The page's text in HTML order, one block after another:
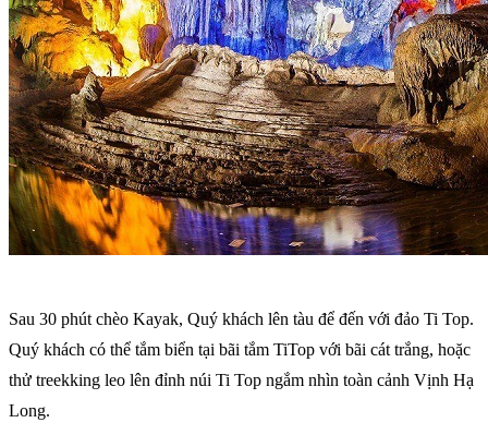
Sau 30 phút chèo Kayak, Quý khách lên tàu để đến với đảo Ti Top.
Quý khách có thể tắm biển tại bãi tắm TiTop với bãi cát trắng, hoặc
thử treekking leo lên đỉnh núi Ti Top ngắm nhìn toàn cảnh Vịnh Hạ
Long.